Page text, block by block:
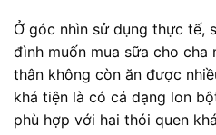
Ở góc nhìn sử dụng thực tế,
đình muốn mua sữa cho cha
thân không còn ăn được
khá tiện là có cả dạng lon
phù hợp với hai thói quen